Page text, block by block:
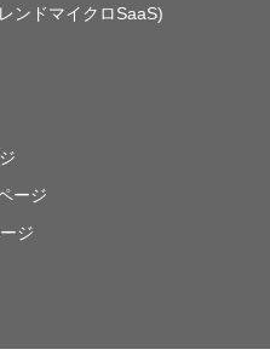
ンドマイクロSaaS)
ージ
ジ